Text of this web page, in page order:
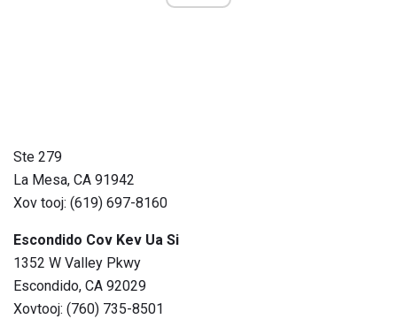
Ste 279
La Mesa, CA 91942
Xov tooj: (619) 697-8160
Escondido Cov Kev Ua Si
1352 W Valley Pkwy
Escondido, CA 92029
Xovtooj: (760) 735-8501